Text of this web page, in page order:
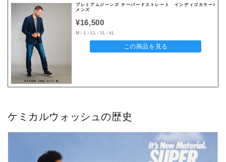
プレミアムジーンズ テーパードストレート インディゴカラー/
メンズ
¥16,500
M / L / LL / 3L / 4L
この商品を見る
ケミカルウォッシュの歴史